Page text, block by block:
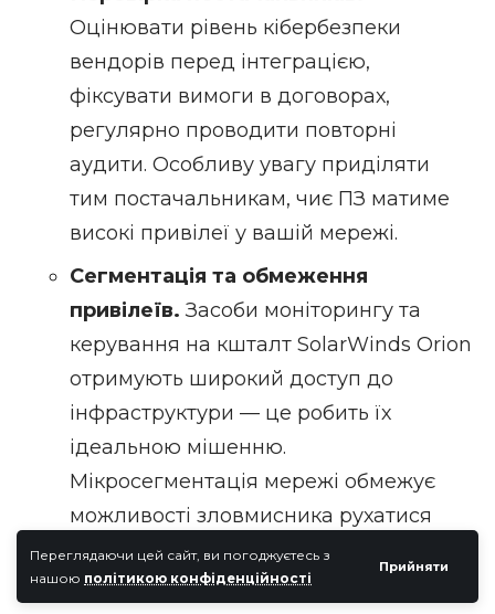
Переглядаючи цей сайт, ви погоджуєтесь з
нашою політикою конфіденційності
Прийняти
Оцінювати рівень кібербезпеки
вендорів перед інтеграцією,
фіксувати вимоги в договорах,
регулярно проводити повторні
аудити. Особливу увагу приділяти
тим постачальникам, чиє ПЗ матиме
високі привілеї у вашій мережі.
Сегментація та обмеження
привілеїв. Засоби моніторингу та
керування на кшталт SolarWinds Orion
отримують широкий доступ до
інфраструктури — це робить їх
ідеальною мішенню.
Мікросегментація мережі обмежує
можливості зловмисника рухатися
горизонтально навіть після успішного
проникнення.